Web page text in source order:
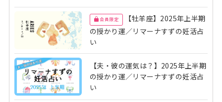
会員限定
【牡羊座】2025年上半期
の授かり運／リマーナすずの妊活占
い
【夫・彼の運気は？】2025年上半期
の授かり運／リマーナすずの妊活占
い